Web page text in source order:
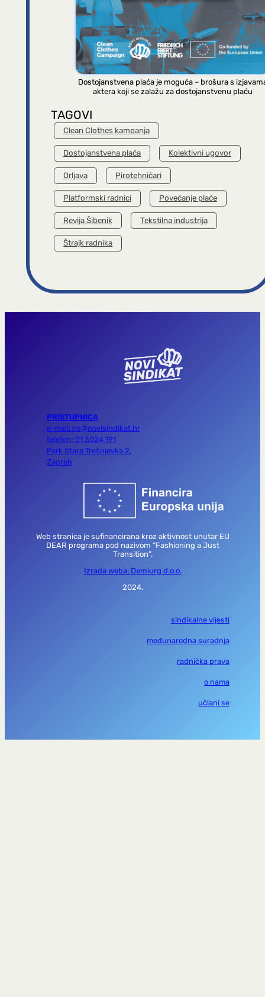
Dostojanstvena plaća je moguća – brošura s
aktera koji se zalažu za dostojanstvenu plaću
TAGOVI
Clean Clothes kampanja
Dostojanstvena plaća Kolektivni ugovor
Orljava Pirotehničari
Platformski radnici Povećanje plaće
Revija Šibenik Tekstilna industrija
Štrajk radnika
PRISTUPNICA
e-mail: ns@novisindikat.hr
telefon: 01 3024 191
Park Stara Trešnjevka 2,
Zagreb
Web stranica je sufinancirana kroz aktivnost unutar EU
DEAR programa pod nazivom “Fashioning a Just
Transition”.
Izrada weba: Demiurg d.o.o.
2024.
sindikalne vijesti
međunarodna suradnja
radnička prava
o nama
učlani se